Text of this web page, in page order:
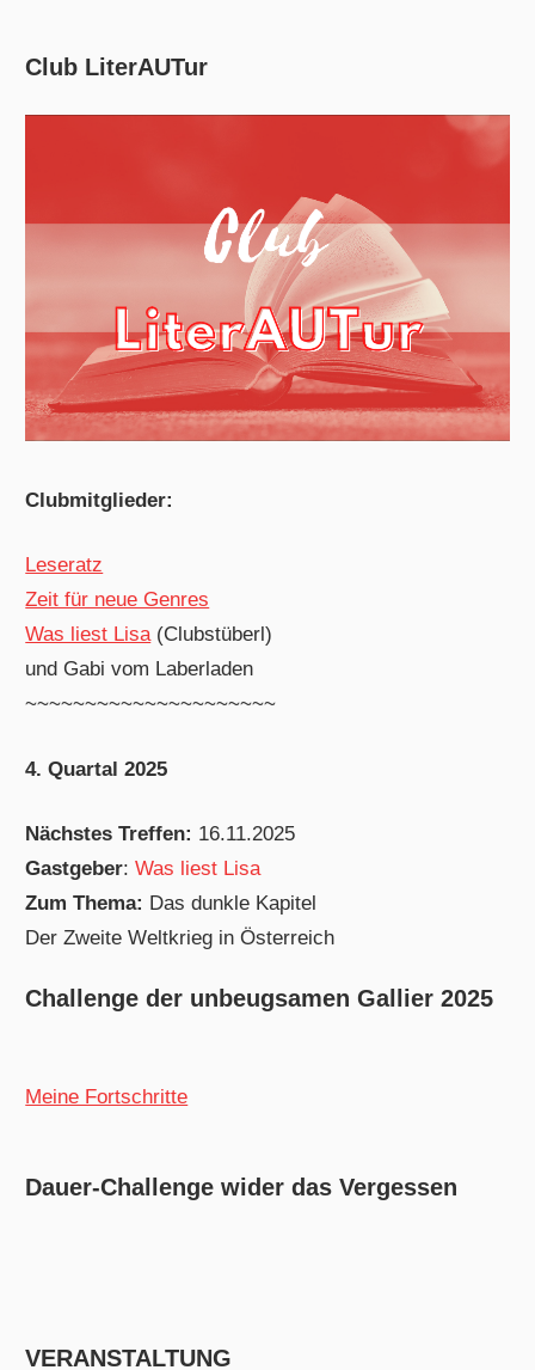
Club LiterAUTur
Clubmitglieder:
Leseratz
Zeit für neue Genres
Was liest Lisa(Clubstüberl)
und Gabi vom Laberladen
~~~~~~~~~~~~~~~~~~~~~
4. Quartal 2025
Nächstes Treffen: 16.11.2025
Gastgeber:Was liest Lisa
Zum Thema: Das dunkle Kapitel
Der Zweite Weltkrieg in Österreich
Challenge der unbeugsamen Gallier 2025
Meine Fortschritte
Dauer-Challenge wider das Vergessen
VERANSTALTUNG